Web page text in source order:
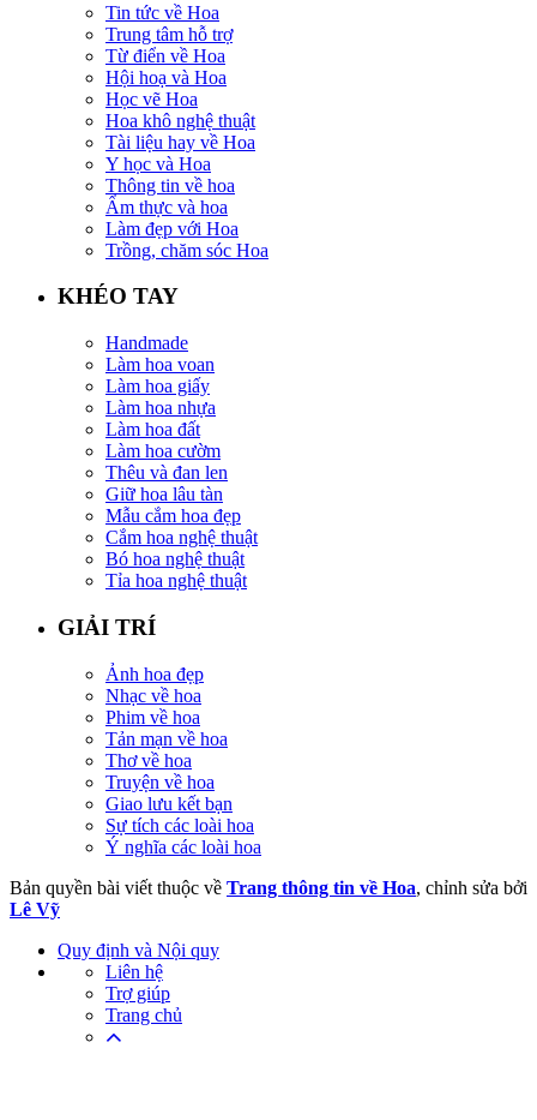
Tin tức về Hoa
Trung tâm hỗ trợ
Từ điển về Hoa
Hội hoạ và Hoa
Học vẽ Hoa
Hoa khô nghệ thuật
Tài liệu hay về Hoa
Y học và Hoa
Thông tin về hoa
Ẩm thực và hoa
Làm đẹp với Hoa
Trồng, chăm sóc Hoa
KHÉO TAY
Handmade
Làm hoa voan
Làm hoa giấy
Làm hoa nhựa
Làm hoa đất
Làm hoa cườm
Thêu và đan len
Giữ hoa lâu tàn
Mẫu cắm hoa đẹp
Cắm hoa nghệ thuật
Bó hoa nghệ thuật
Tỉa hoa nghệ thuật
GIẢI TRÍ
Ảnh hoa đẹp
Nhạc về hoa
Phim về hoa
Tản mạn về hoa
Thơ về hoa
Truyện về hoa
Giao lưu kết bạn
Sự tích các loài hoa
Ý nghĩa các loài hoa
Bản quyền bài viết thuộc về Trang thông tin về Hoa, chỉnh sửa bởi
Lê Vỹ
Quy định và Nội quy
Liên hệ
Trợ giúp
Trang chủ